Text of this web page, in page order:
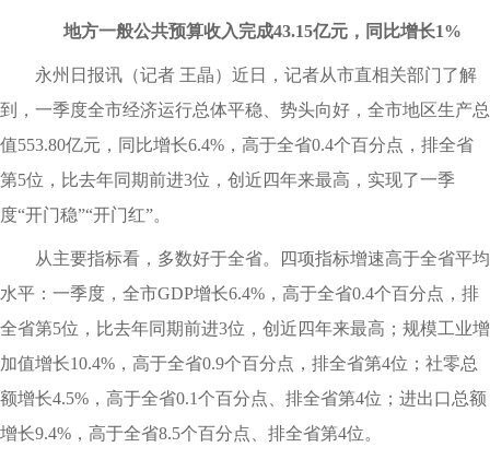
地方一般公共预算收入完成43.15亿元，同比增长1%
永州日报讯（记者 王晶）近日，记者从市直相关部门了解
到，一季度全市经济运行总体平稳、势头向好，全市地区生产总
值553.80亿元，同比增长6.4%，高于全省0.4个百分点，排全省
第5位，比去年同期前进3位，创近四年来最高，实现了一季
度“开门稳”“开门红”。
从主要指标看，多数好于全省。四项指标增速高于全省平均
水平：一季度，全市GDP增长6.4%，高于全省0.4个百分点，排
全省第5位，比去年同期前进3位，创近四年来最高；规模工业增
加值增长10.4%，高于全省0.9个百分点，排全省第4位；社零总
额增长4.5%，高于全省0.1个百分点、排全省第4位；进出口总额
增长9.4%，高于全省8.5个百分点、排全省第4位。